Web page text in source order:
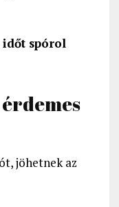
időt spórol
jöhetnek az